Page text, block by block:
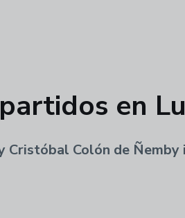
en
Cristóbal Colón de